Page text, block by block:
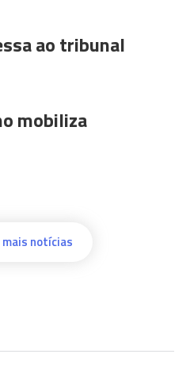
ao tribunal
mobiliza
notícias